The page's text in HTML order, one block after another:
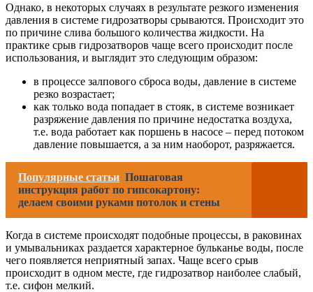
Однако, в некоторых случаях в результате резкого изменения
давления в системе гидрозатворы срываются. Происходит это
по причине слива большого количества жидкости. На
практике срыв гидрозатворов чаще всего происходит после
использования, и выглядит это следующим образом:
в процессе залпового сброса воды, давление в системе
резко возрастает;
как только вода попадает в стояк, в системе возникает
разряжение давления по причине недостатка воздуха,
т.е. вода работает как поршень в насосе – перед потоком
давление повышается, а за ним наоборот, разряжается.
Популярные статьи Пошаговая
инструкция работ по гипсокартону:
делаем своими руками потолок и стены
Когда в системе происходят подобные процессы, в раковинах
и умывальниках раздается характерное бульканье воды, после
чего появляется неприятный запах. Чаще всего срыв
происходит в одном месте, где гидрозатвор наиболее слабый,
т.е. сифон мелкий.